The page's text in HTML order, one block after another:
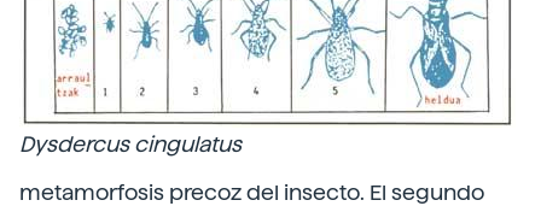
Dysdercus cingulatus
metamorfosis precoz del insecto. El segundo